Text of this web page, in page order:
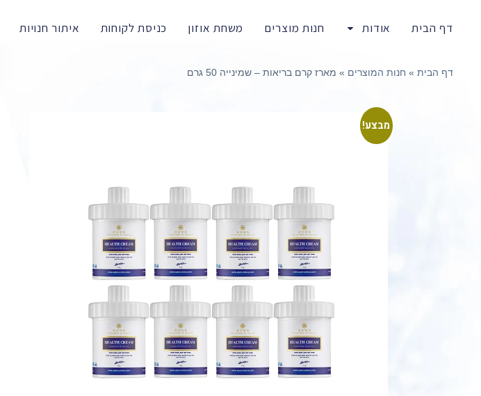
דף הבית אודות חנות מוצרים משחת אוזון כניסת לקוחות איתור חנויות
דף הבית » חנות המוצרים » מארז קרם בריאות – שמינייה 50 גרם
מבצע!